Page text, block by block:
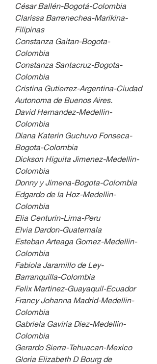
César Ballén-Bogotá-Colombia
Clarissa Barrenechea-Marikina-
Filipinas
Constanza Gaitan-Bogota-
Colombia
Constanza Santacruz-Bogota-
Colombia
Cristina Gutierrez-Argentina-Ciudad
Autonoma de Buenos Aires.
David Hernandez-Medellin-
Colombia
Diana Katerin Guchuvo Fonseca-
Bogota-Colombia
Dickson Higuita Jimenez-Medellin-
Colombia
Donny y Jimena-Bogota-Colombia
Edgardo de la Hoz-Medellin-
Colombia
Elia Centurin-Lima-Peru
Elvia Dardon-Guatemala
Esteban Arteaga Gomez-Medellin-
Colombia
Fabiola Jaramillo de Ley-
Barranquilla-Colombia
Felix Martinez-Guayaquil-Ecuador
Francy Johanna Madrid-Medellin-
Colombia
Gabriela Gaviria Diez-Medellin-
Colombia
Gerardo Sierra-Tehuacan-Mexico
Gloria Elizabeth D Bourg de